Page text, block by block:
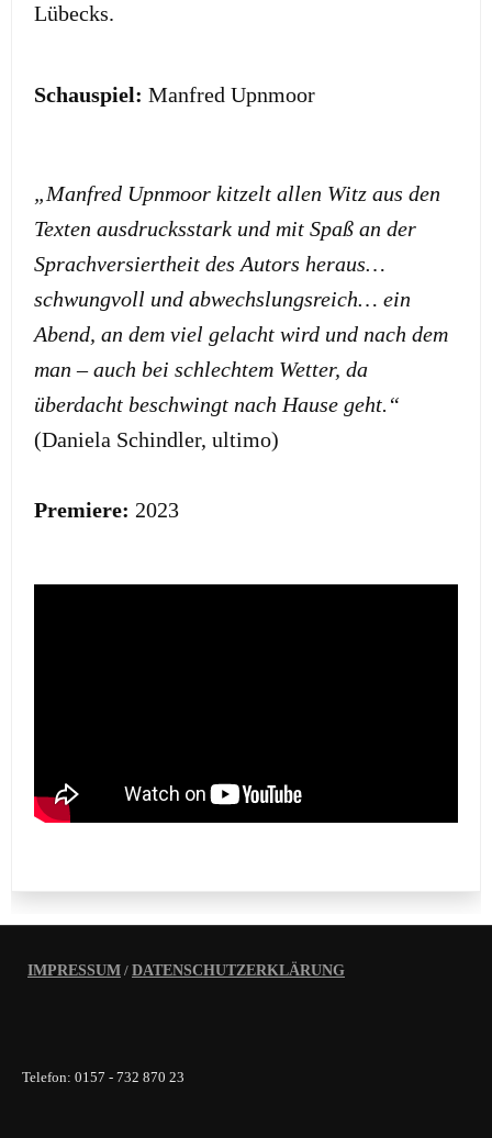
Lübecks.
Schauspiel: Manfred Upnmoor
„Manfred Upnmoor kitzelt allen Witz aus den
Texten ausdrucksstark und mit Spaß an der
Sprachversiertheit des Autors heraus…
schwungvoll und abwechslungsreich… ein
Abend, an dem viel gelacht wird und nach dem
man – auch bei schlechtem Wetter, da
überdacht beschwingt nach Hause geht.“
(Daniela Schindler, ultimo)
Premiere: 2023
IMPRESSUM / DATENSCHUTZERKLÄRUNG
Telefon: 0157 - 732 870 23